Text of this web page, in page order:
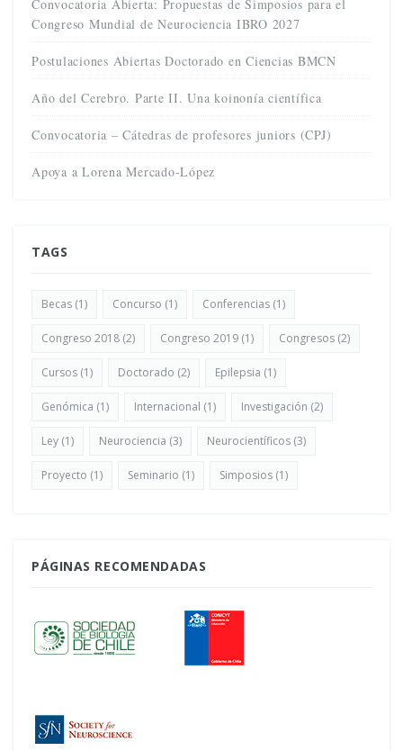
Convocatoria Abierta: Propuestas de Simposios para el
Congreso Mundial de Neurociencia IBRO 2027
Postulaciones Abiertas Doctorado en Ciencias BMCN
Año del Cerebro. Parte II. Una koinonía científica
Convocatoria – Cátedras de profesores juniors (CPJ)
Apoya a Lorena Mercado-López
TAGS
Becas (1) Concurso (1) Conferencias (1)
Congreso 2018 (2) Congreso 2019 (1) Congresos (2)
Cursos (1) Doctorado (2) Epilepsia (1)
Genómica (1) Internacional (1) Investigación (2)
Ley (1) Neurociencia (3) Neurocientíficos (3)
Proyecto (1) Seminario (1) Simposios (1)
PÁGINAS RECOMENDADAS